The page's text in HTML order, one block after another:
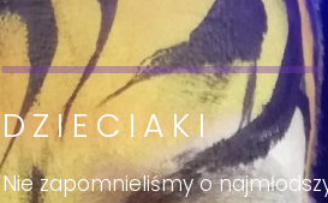
DZIECIAKI
Nie zapomnieliśmy o